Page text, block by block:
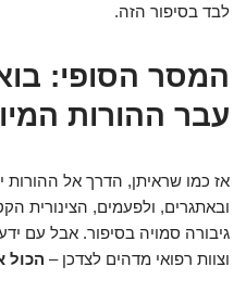
לבד בסיפור הזה.
המסר הסופי:
עבר ההורות
אז כמו שראיתן, הדרך אל ההורות
ובאתגרים, ולפעמים, הצינורית
גיבורה סמויה בסיפור. אבל עם
וצוות רפואי מדהים לצדכן – הכול